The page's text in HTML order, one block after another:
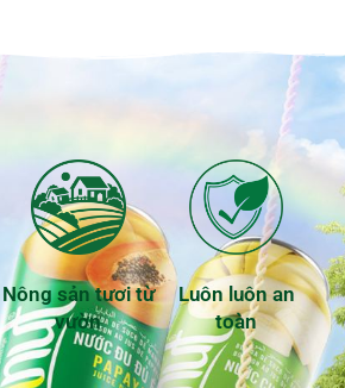
Nông sản tươi từ
vườn
Luôn luôn an
toàn